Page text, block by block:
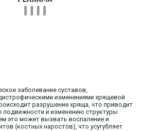
заболевание суставов,
изменениями хрящевой
разрушение хряща, что приводит
подвижности и изменению структуры
это может вызвать воспаление и
(костных наростов), что усугубляет